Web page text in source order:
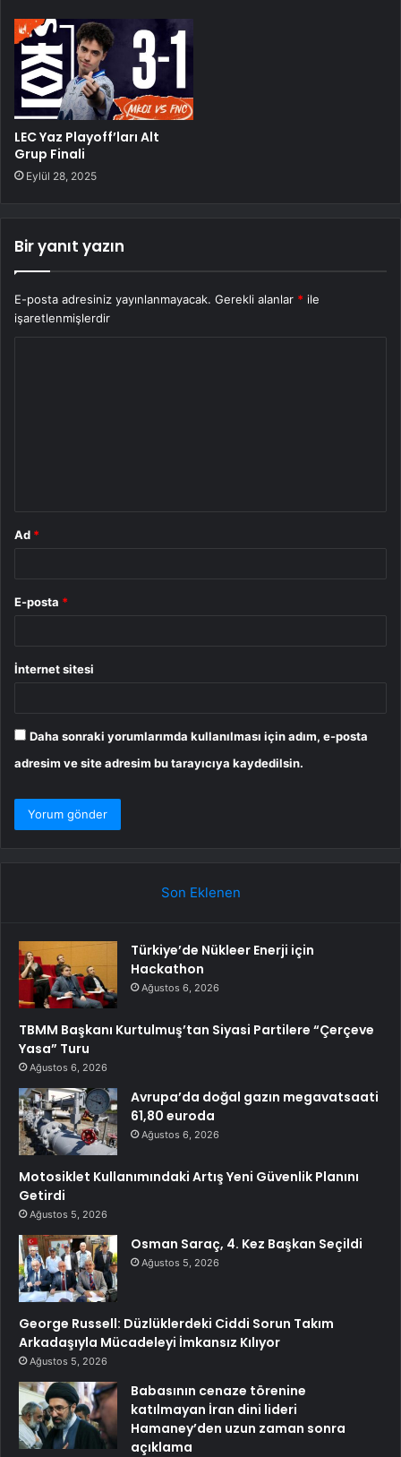
LEC Yaz Playoff’ları Alt
Grup Finali
Eylül 28, 2025
Bir yanıt yazın
E-posta adresiniz yayınlanmayacak. Gerekli alanlar * ile
işaretlenmişlerdir
Ad *
E-posta *
İnternet sitesi
Daha sonraki yorumlarımda kullanılması için adım, e-posta
adresim ve site adresim bu tarayıcıya kaydedilsin.
Son Eklenen
Türkiye’de Nükleer Enerji için
Hackathon
Ağustos 6, 2026
TBMM Başkanı Kurtulmuş’tan Siyasi Partilere “Çerçeve
Yasa” Turu
Ağustos 6, 2026
Avrupa’da doğal gazın megavatsaati
61,80 euroda
Ağustos 6, 2026
Motosiklet Kullanımındaki Artış Yeni Güvenlik Planını
Getirdi
Ağustos 5, 2026
Osman Saraç, 4. Kez Başkan Seçildi
Ağustos 5, 2026
George Russell: Düzlüklerdeki Ciddi Sorun Takım
Arkadaşıyla Mücadeleyi İmkansız Kılıyor
Ağustos 5, 2026
Babasının cenaze törenine
katılmayan İran dini lideri
Hamaney’den uzun zaman sonra
açıklama